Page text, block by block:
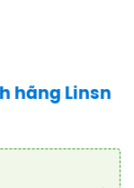
hãng Linsn